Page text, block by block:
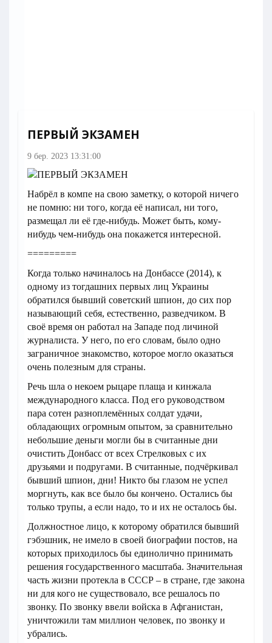
ПЕРВЫЙ ЭКЗАМЕН
9 бер. 2023 13:31:00
Набрёл в компе на свою заметку, о которой ничего
не помню: ни того, когда её написал, ни того,
размещал ли её где-нибудь. Может быть, кому-
нибудь чем-нибудь она покажется интересной.
=========
Когда только начиналось на Донбассе (2014), к
одному из тогдашних первых лиц Украины
обратился бывший советский шпион, до сих пор
называющий себя, естественно, разведчиком. В
своё время он работал на Западе под личиной
журналиста. У него, по его словам, было одно
заграничное знакомство, которое могло оказаться
очень полезным для страны.
Речь шла о некоем рыцаре плаща и кинжала
международного класса. Под его руководством
пара сотен разноплемённых солдат удачи,
обладающих огромным опытом, за сравнительно
небольшие деньги могли бы в считанные дни
очистить Донбасс от всех Стрелковых с их
друзьями и подругами. В считанные, подчёркивал
бывший шпион, дни! Никто бы глазом не успел
моргнуть, как все было бы кончено. Остались бы
только трупы, а если надо, то и их не осталось бы.
Должностное лицо, к которому обратился бывший
гэбэшник, не имело в своей биографии постов, на
которых приходилось бы единолично принимать
решения государственного масштаба. Значительная
часть жизни протекла в СССР – в стране, где закона
ни для кого не существовало, все решалось по
звонку. По звонку ввели войска в Афганистан,
уничтожили там миллион человек, по звонку и
убрались.